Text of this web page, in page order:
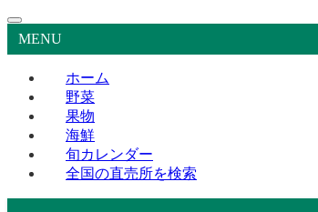
MENU
ホーム
野菜
果物
海鮮
旬カレンダー
全国の直売所を検索